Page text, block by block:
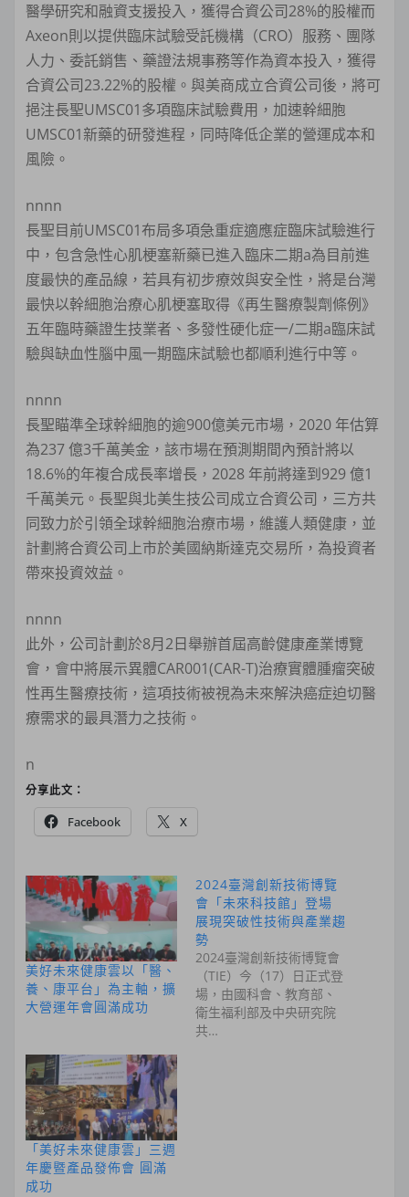
醫學研究和融資支援投入，獲得合資公司28%的股權而
Axeon則以提供臨床試驗受託機構（CRO）服務、團隊
人力、委託銷售、藥證法規事務等作為資本投入，獲得
合資公司23.22%的股權。與美商成立合資公司後，將可
挹注長聖UMSC01多項臨床試驗費用，加速幹細胞
UMSC01新藥的研發進程，同時降低企業的營運成本和
風險。
nnnn
長聖目前UMSC01布局多項急重症適應症臨床試驗進行
中，包含急性心肌梗塞新藥已進入臨床二期a為目前進
度最快的產品線，若具有初步療效與安全性，將是台灣
最快以幹細胞治療心肌梗塞取得《再生醫療製劑條例》
五年臨時藥證生技業者、多發性硬化症一/二期a臨床試
驗與缺血性腦中風一期臨床試驗也都順利進行中等。
nnnn
長聖瞄準全球幹細胞的逾900億美元市場，2020 年估算
為237 億3千萬美金，該市場在預測期間內預計將以
18.6%的年複合成長率增長，2028 年前將達到929 億1
千萬美元。長聖與北美生技公司成立合資公司，三方共
同致力於引領全球幹細胞治療市場，維護人類健康，並
計劃將合資公司上市於美國納斯達克交易所，為投資者
帶來投資效益。
nnnn
此外，公司計劃於8月2日舉辦首屆高齡健康產業博覽
會，會中將展示異體CAR001(CAR-T)治療實體腫瘤突破
性再生醫療技術，這項技術被視為未來解決癌症迫切醫
療需求的最具潛力之技術。
n
分享此文：
Facebook X
美好未來健康雲以「醫、
養、康平台」為主軸，擴
大營運年會圓滿成功
2024臺灣創新技術博覽
會「未來科技館」登場
展現突破性技術與產業趨
勢
2024臺灣創新技術博覽會
（TIE）今（17）日正式登
場，由國科會、教育部、
衛生福利部及中央研究院
共…
「美好未來健康雲」三週
年慶暨產品發佈會 圓滿
成功